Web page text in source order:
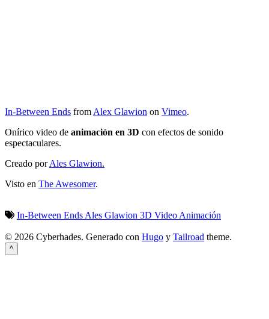
In-Between Ends from Alex Glawion on Vimeo.
Onírico video de animación en 3D con efectos de sonido
espectaculares.
Creado porAles Glawion.
Visto en The Awesomer.
In-Between Ends Ales Glawion 3D Video Animación
© 2026 Cyberhades. Generado con Hugo y Tailroad theme.
^